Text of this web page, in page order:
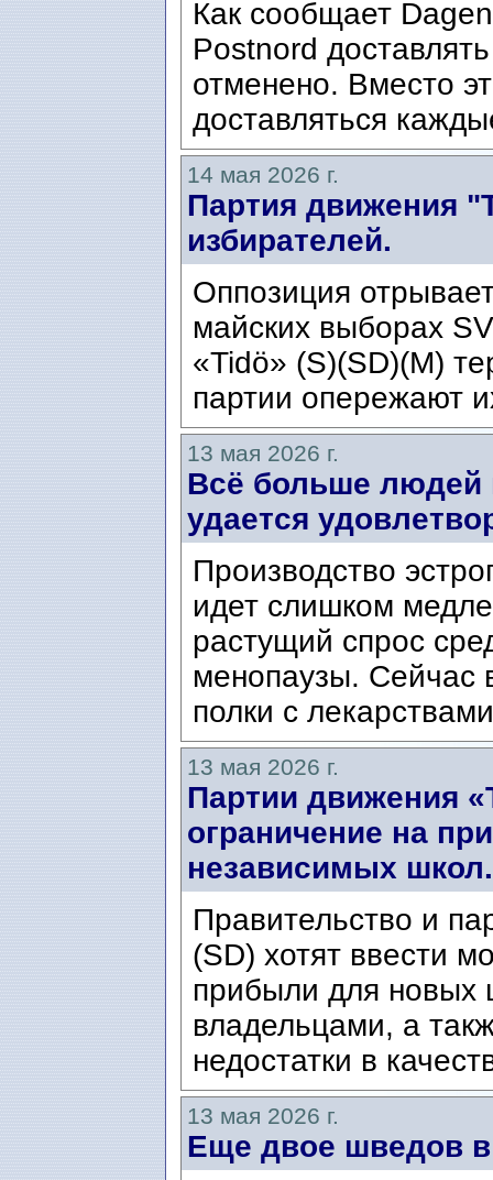
Как сообщает
Postnord
отменено. Вместо
доставляться
14 мая 2026 г.
Партия движения
избирателей.
Оппозиция
майских выборах
«Tidö» (S)(SD)(M)
партии опережают
13 мая 2026 г.
Всё больше людей
удается
Производство
идет слишком
растущий спрос
менопаузы. Сейчас
полки с
13 мая 2026 г.
Партии движения
ограничение на
независимых школ.
Правительство и
(SD) хотят ввести
прибыли для новых
владельцами, а
недостатки в
13 мая 2026 г.
Еще двое шведов